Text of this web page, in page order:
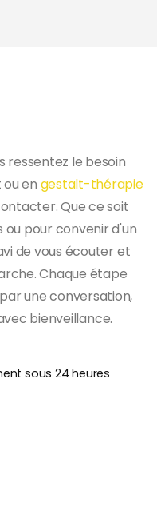
ressentez le besoin
en gestalt-thérapie
Que ce soit
pour convenir d'un
de vous écouter et
Chaque étape
une conversation,
bienveillance.
sous 24 heures